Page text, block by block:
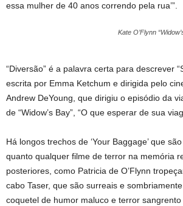
essa mulher de 40 anos correndo pela rua’”.
Kate O’Flynn
“Diversão” é a palavra certa para descrever
escrita por Emma Ketchum e dirigida pelo
Andrew DeYoung, que dirigiu o episódio da
de “Widow’s Bay”, “O que esperar de sua
Há longos trechos de ‘Your Baggage’ que
quanto qualquer filme de terror na memória
posteriores, como Patricia de O’Flynn
cabo Taser, que são surreais e
coquetel de humor maluco e terror